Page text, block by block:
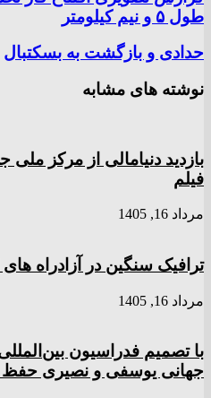
طول ۵ و نیم کیلومتر
حدادی و بازگشت به بسکتبال
نوشته های مشابه
بازدید دنیامالی از مرکز
فیلم
مرداد 16, 1405
ترافیک سنگین در آزادراه های
مرداد 16, 1405
با تصمیم فدراسیون
جهانی یوسفی و نصیری